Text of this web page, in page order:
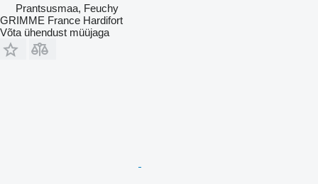
Prantsusmaa, Feuchy
GRIMME France Hardifort
Võta ühendust müüjaga